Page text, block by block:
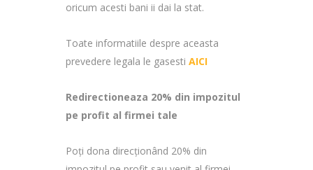
oricum acesti bani ii dai la stat.
Toate informatiile despre aceasta
prevedere legala le gasesti AICI
Redirectioneaza 20% din impozitul
pe profit al firmei tale
Poți dona direcționând 20% din